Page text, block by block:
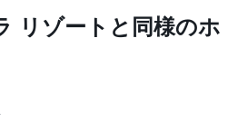
リゾートと同様のホ